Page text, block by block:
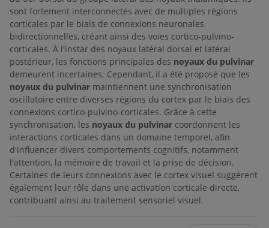
sont fortement interconnectés avec de multiples régions
corticales par le biais de connexions neuronales
bidirectionnelles, créant ainsi des voies cortico-pulvino-
corticales. À l'instar des noyaux latéral dorsal et latéral
postérieur, les fonctions principales des noyaux du pulvinar
demeurent incertaines. Cependant, il a été proposé que les
noyaux du pulvinar maintiennent une synchronisation
oscillatoire entre diverses régions du cortex par le biais des
connexions cortico-pulvino-corticales. Grâce à cette
synchronisation, les noyaux du pulvinar coordonnent les
interactions corticales dans un domaine temporel, afin
d'influencer divers comportements cognitifs, notamment
l'attention, la mémoire de travail et la prise de décision.
Certaines de leurs connexions avec le cortex visuel suggèrent
également leur rôle dans une activation corticale directe,
contribuant ainsi au traitement sensoriel visuel.